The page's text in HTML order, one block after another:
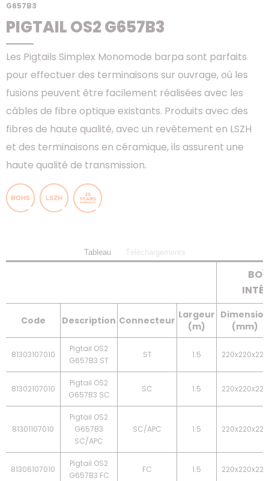
G657B3
PIGTAIL OS2 G657B3
Les Pigtails Simplex Monomode barpa sont parfaits
pour effectuer des terminaisons sur ouvrage, où les
fusions peuvent être facilement réalisées avec les
câbles de fibre optique existants. Produits avec des
fibres de haute qualité, avec un revêtement en LSZH
et des terminaisons en céramique, ils assurent une
haute qualité de transmission.
Tableau Téléchargements
Code Description Connecteur Largeur
(m)
Dimension
(mm)
81303107010
Pigtail OS2
G657B3 ST
ST 1.5 220x220x225
81302107010
Pigtail OS2
G657B3 SC
SC 1.5 220x220x225
81301107010
Pigtail OS2
G657B3
SC/APC
SC/APC 1.5 220x220x225
81306107010
Pigtail OS2
G657B3 FC
FC 1.5 220x220x225